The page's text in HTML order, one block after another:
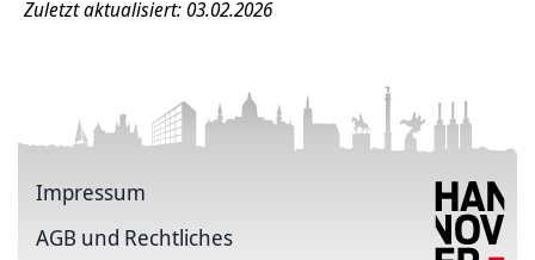
Zuletzt aktualisiert: 03.02.2026
Impressum
AGB und Rechtliches